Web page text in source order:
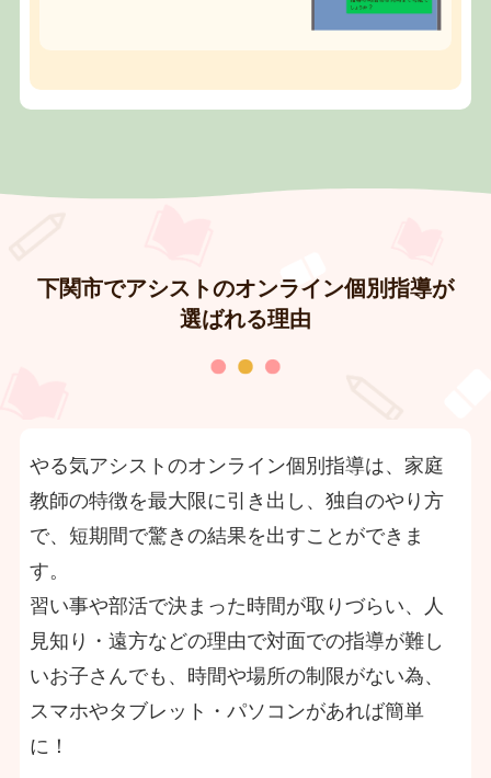
下関市でアシストのオンライン個別指導が
選ばれる理由
やる気アシストのオンライン個別指導は、家庭
教師の特徴を最大限に引き出し、独自のやり方
で、短期間で驚きの結果を出すことができま
す。
習い事や部活で決まった時間が取りづらい、人
見知り・遠方などの理由で対面での指導が難し
いお子さんでも、時間や場所の制限がない為、
スマホやタブレット・パソコンがあれば簡単
に！